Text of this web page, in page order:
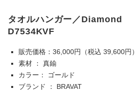
タオルハンガー／Diamond
D7534KVF
販売価格：36,000円（税込 39,600円）
素材 ： 真鍮
カラー： ゴールド
ブランド ： BRAVAT